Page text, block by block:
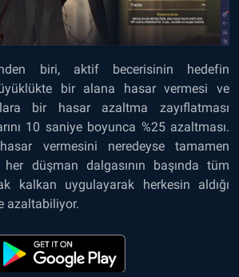
biri, aktif becerisinin hedefin
bir alana hasar vermesi ve
bir hasar azaltma zayıflatması
10 saniye boyunca %25 azaltması.
vermesini neredeyse tamamen
her düşman dalgasının başında tüm
kalkan uygulayarak herkesin aldığı
azaltabiliyor.